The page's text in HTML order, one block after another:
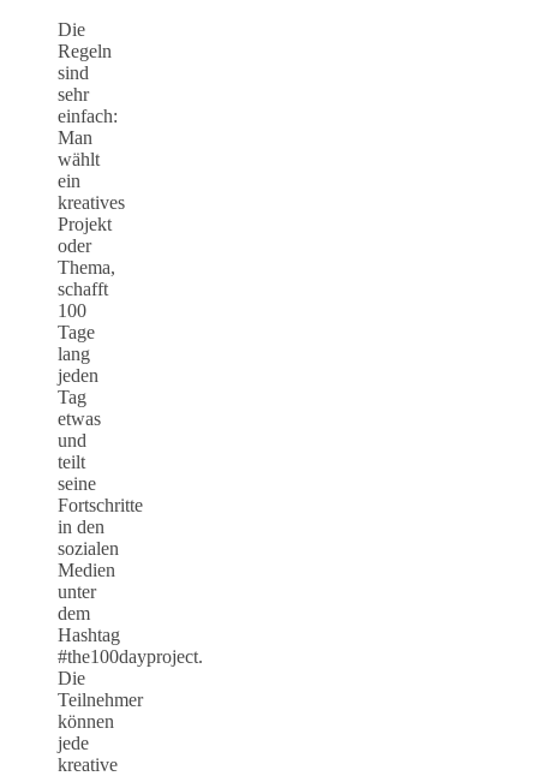
Die
Regeln
sind
sehr
einfach:
Man
wählt
ein
kreatives
Projekt
oder
Thema,
schafft
100
Tage
lang
jeden
Tag
etwas
und
teilt
seine
Fortschritte
in den
sozialen
Medien
unter
dem
Hashtag
#the100dayproject.
Die
Teilnehmer
können
jede
kreative